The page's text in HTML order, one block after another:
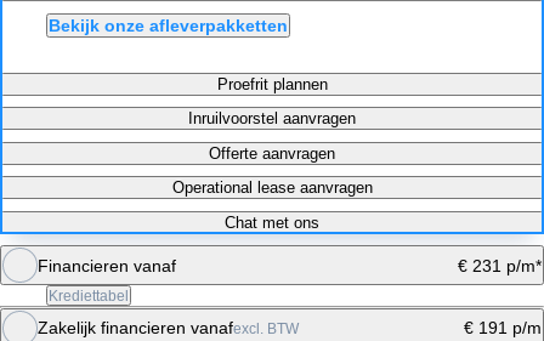
Bekijk onze afleverpakketten
Proefrit plannen
Inruilvoorstel aanvragen
Offerte aanvragen
Operational lease aanvragen
Chat met ons
Financieren vanaf € 231 p/m*
Krediettabel
Zakelijk financieren vanafexcl. BTW € 191 p/m